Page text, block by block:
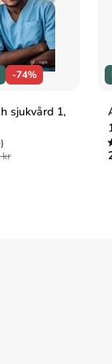
(1:a uppl.).
Barthelson Förlag;
-74%
sjukvård 1,
kr